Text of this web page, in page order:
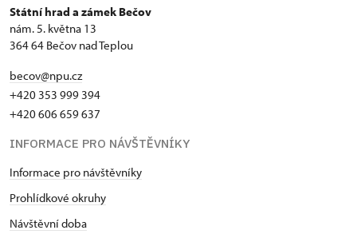
Státní hrad a zámek Bečov
nám. 5. května 13
364 64 Bečov nad Teplou
becov@npu.cz
+420 353 999 394
+420 606 659 637
INFORMACE PRO NÁVŠTĚVNÍKY
Informace pro návštěvníky
Prohlídkové okruhy
Návštěvní doba